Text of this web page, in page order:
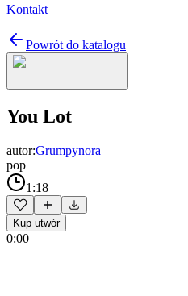
Kontakt
Powrót do katalogu
You Lot
autor:Grumpynora
pop
1:18
Kup utwór
0:00